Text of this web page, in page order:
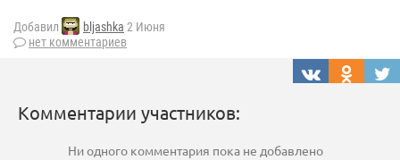
Добавил bljashka 2 Июня
нет комментариев
Комментарии участников:
Ни одного комментария пока не добавлено